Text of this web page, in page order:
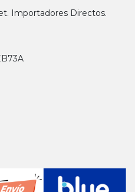
Importadores Directos.